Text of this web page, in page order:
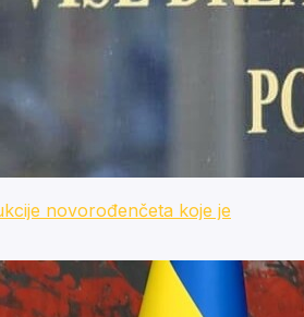
novorođenčeta koje je